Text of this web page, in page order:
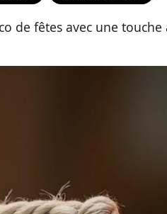
de fêtes avec une touche